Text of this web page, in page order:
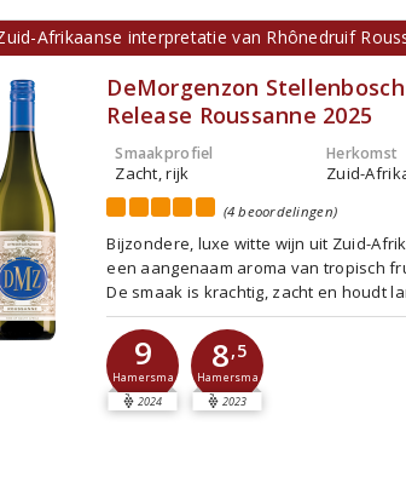
Afrikaanse interpretatie van Rhônedruif
DeMorgenzon
Release Roussanne 2025
Smaakprofiel
Zacht, rijk
Herkomst
Zuid-
(4 beoordelingen)
Bijzondere, luxe witte wijn uit Zuid-
een aangenaam aroma van tropisch
De smaak is krachtig, zacht en houdt
9
Hamersma
2024
8,5
Hamersma
2023